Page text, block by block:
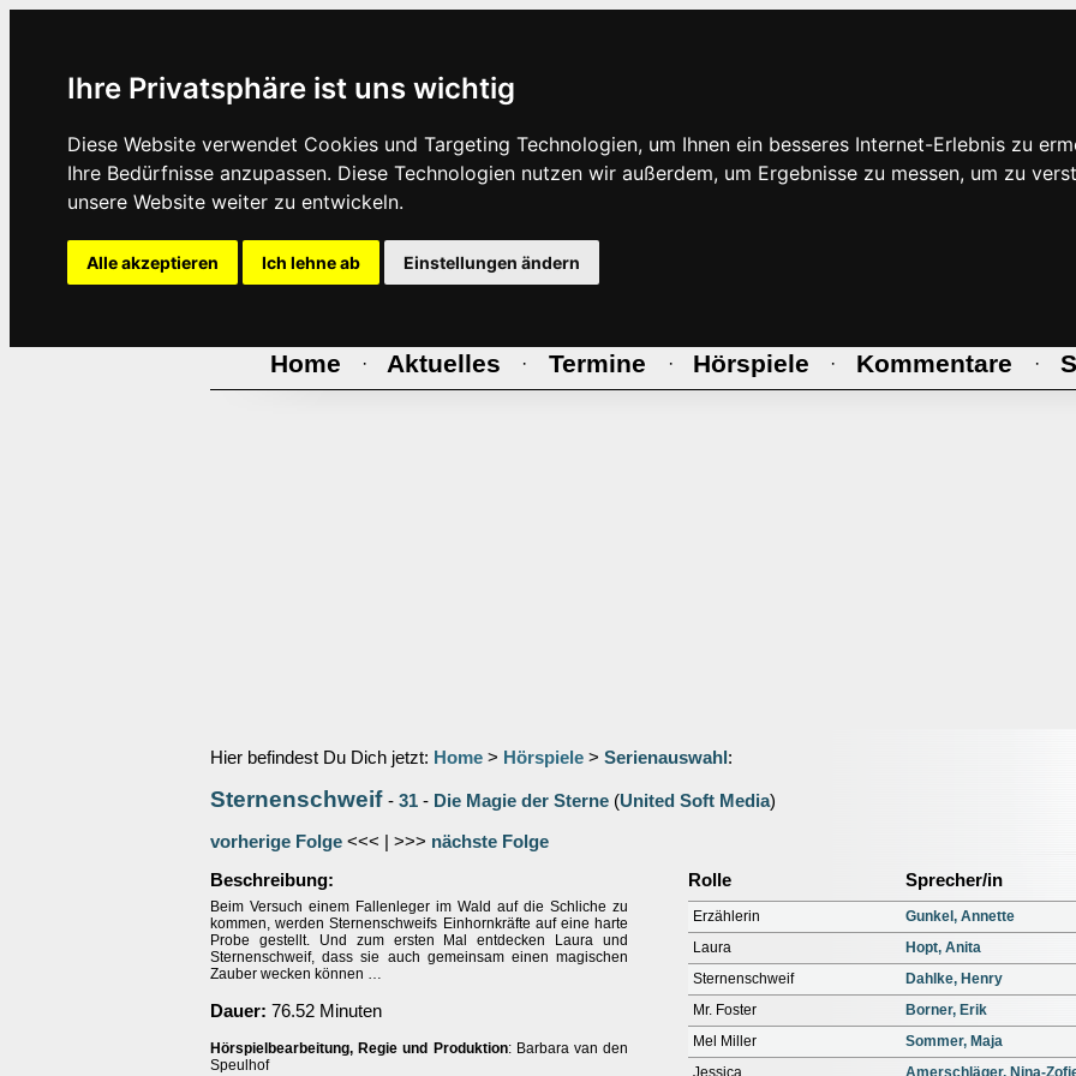
Ihre Privatsphäre ist uns wichtig
Diese Website verwendet Cookies und Targeting Technologien, um Ihnen ein besseres Internet-Erlebnis zu
Ihre Bedürfnisse anzupassen. Diese Technologien nutzen wir außerdem, um Ergebnisse zu messen, um zu
unsere Website weiter zu entwickeln.
Alle akzeptieren Ich lehne ab Einstellungen ändern
Home · Aktuelles · Termine · Hörspiele · Kommentare ·
Hier befindest Du Dich jetzt: Home > Hörspiele > Serienauswahl :
Sternenschweif - 31 - Die Magie der Sterne (United Soft Media)
vorherige Folge <<< | >>> nächste Folge
Beschreibung:
Beim Versuch einem Fallenleger im Wald auf die Schliche zu
kommen, werden Sternenschweifs Einhornkräfte auf eine harte
Probe gestellt. Und zum ersten Mal entdecken Laura und
Sternenschweif, dass sie auch gemeinsam einen magischen
Zauber wecken können …
Dauer: 76.52 Minuten
Hörspielbearbeitung, Regie und Produktion: Barbara van den
Speulhof
Rolle Sprecher/in
Erzählerin
Gunkel, Annette
Laura
Hopt, Anita
Sternenschweif
Dahlke, Henry
Mr. Foster
Borner, Erik
Mel Miller
Sommer, Maja
Jessica
Amerschläger, Nina-